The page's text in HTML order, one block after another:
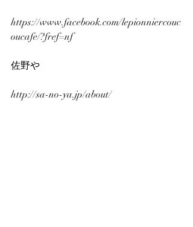
https://www.facebook.com/lepionniercouc
oucafe/?fref=nf
佐野や
http://sa-no-ya.jp/about/